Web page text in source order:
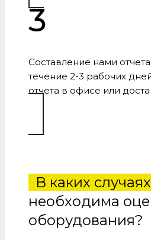
3
Составление нами
течение 2-3 рабочих
отчета в офисе или
В каких случаях
необходима
оборудования?